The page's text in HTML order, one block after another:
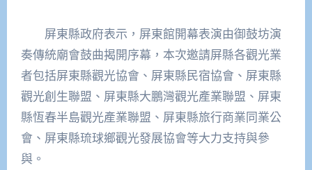
屏東縣政府表示，屏東館開幕表演由御鼓坊演
奏傳統廟會鼓曲揭開序幕，本次邀請屏縣各觀光業
者包括屏東縣觀光協會、屏東縣民宿協會、屏東縣
觀光創生聯盟、屏東縣大鵬灣觀光產業聯盟、屏東
縣恆春半島觀光產業聯盟、屏東縣旅行商業同業公
會、屏東縣琉球鄉觀光發展協會等大力支持與參
與。